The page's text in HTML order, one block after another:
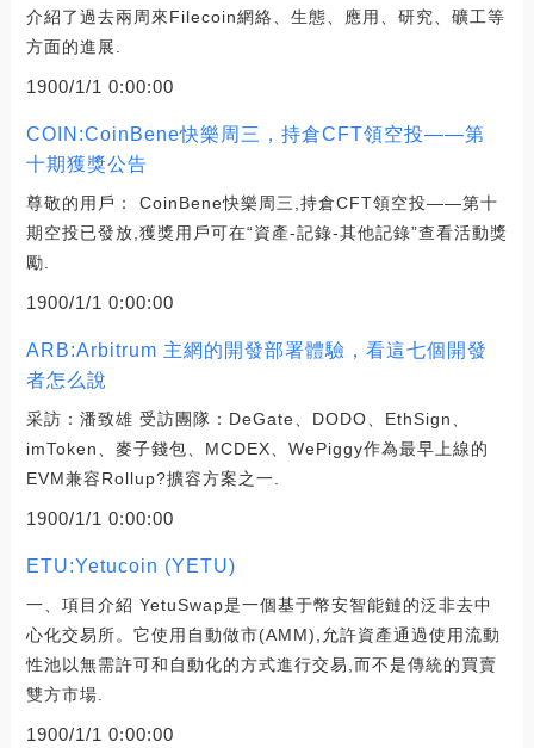
介紹了過去兩周來Filecoin網絡、生態、應用、研究、礦工等
方面的進展.
1900/1/1 0:00:00
COIN:CoinBene快樂周三，持倉CFT領空投——第
十期獲獎公告
尊敬的用戶： CoinBene快樂周三,持倉CFT領空投——第十
期空投已發放,獲獎用戶可在“資產-記錄-其他記錄”查看活動獎
勵.
1900/1/1 0:00:00
ARB:Arbitrum 主網的開發部署體驗，看這七個開發
者怎么說
采訪：潘致雄 受訪團隊：DeGate、DODO、EthSign、
imToken、麥子錢包、MCDEX、WePiggy作為最早上線的
EVM兼容Rollup?擴容方案之一.
1900/1/1 0:00:00
ETU:Yetucoin (YETU)
一、項目介紹 YetuSwap是一個基于幣安智能鏈的泛非去中
心化交易所。它使用自動做市(AMM),允許資產通過使用流動
性池以無需許可和自動化的方式進行交易,而不是傳統的買賣
雙方市場.
1900/1/1 0:00:00